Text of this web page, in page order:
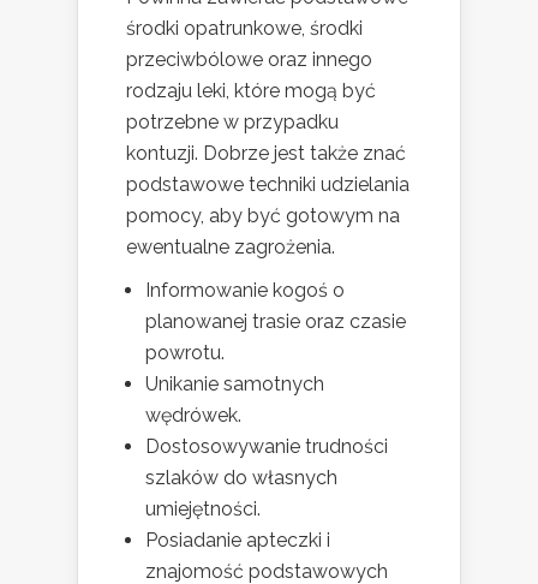
środki opatrunkowe, środki
przeciwbólowe oraz innego
rodzaju leki, które mogą być
potrzebne w przypadku
kontuzji. Dobrze jest także znać
podstawowe techniki udzielania
pomocy, aby być gotowym na
ewentualne zagrożenia.
Informowanie kogoś o
planowanej trasie oraz czasie
powrotu.
Unikanie samotnych
wędrówek.
Dostosowywanie trudności
szlaków do własnych
umiejętności.
Posiadanie apteczki i
znajomość podstawowych